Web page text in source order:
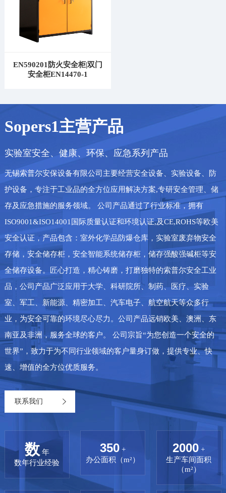
EN590201防火安全柜|双门
安全柜EN14470-1
Sopers1主营产品
实验室安全、健康、环保、应急系列产品
无锡索普尔安保设备有限公司主要经营安全设备、实验设备、防
护设备，专注于工业品的全方位应用解决方案,专研安全管理、储
存及应急措施的服务领域。 公司产品通过了行业标准，拥有
ISO9001&ISO14001国际质量认证和环境认证,及CE,ROHS等欧美
安全认证，产品包含：室外化学品防爆仓库，实验室废弃物安全
存储，安全储存柜，安全智能系统储存柜，储存强酸强碱柜等安
全储存设备。匠心打造，精心铸磨，打磨独特的索普尔安全工业
品，公司产品广泛应用于大学、科研院所、制药、医疗、实验
室、军工、新能源、精密加工、汽车电子、航空航天等众多行
业，为安全可靠的环境尽心尽力。公司产品远销欧美、澳洲、东
南亚及非洲，服务全球的客户。 公司宗旨“为您创造一个安全的
世界”，致力于为不同行业领域的客户量身订做，提供专业、快
速、增值的全方位优质服务。
联系我们
数 年
数年行业经验
350 +
办公面积（m²）
2000 +
生产车间面积
（m²）